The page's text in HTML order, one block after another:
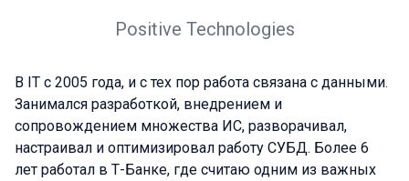
Positive Technologies
В IT с 2005 года, и с тех пор работа связана с данными.
Занимался разработкой, внедрением и
сопровождением множества ИС, разворачивал,
настраивал и оптимизировал работу СУБД. Более 6
лет работал в Т-Банке, где считаю одним из важных